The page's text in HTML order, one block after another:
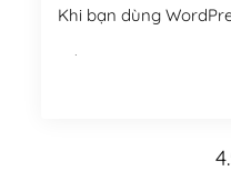
Khi bạn dùng
Tối ưu hóa công cụ
Khi bạn sử dụng